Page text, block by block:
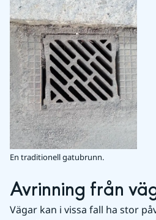
En traditionell gatubrunn.
Avrinning från
Vägar kan i vissa fall ha stor